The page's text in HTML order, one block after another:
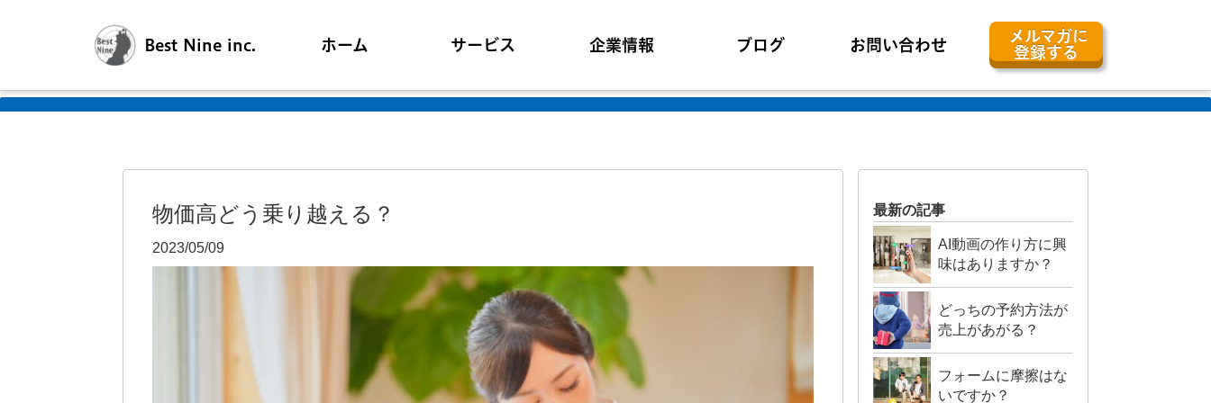
Best Nine inc. ホーム サービス 企業情報 ブログ お問い合わせ メルマガに
登録する
物価高どう乗り越える？
2023/05/09
最新の記事
AI動画の作り方に興
味はありますか？
どっちの予約方法が
売上があがる？
フォームに摩擦はな
いですか？